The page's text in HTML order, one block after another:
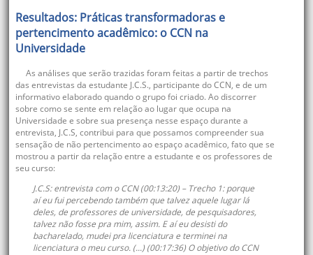
Resultados: Práticas transformadoras e
pertencimento acadêmico: o CCN na
Universidade
As análises que serão trazidas foram feitas a partir de trechos
das entrevistas da estudante J.C.S., participante do CCN, e de um
informativo elaborado quando o grupo foi criado. Ao discorrer
sobre como se sente em relação ao lugar que ocupa na
Universidade e sobre sua presença nesse espaço durante a
entrevista, J.C.S, contribui para que possamos compreender sua
sensação de não pertencimento ao espaço acadêmico, fato que se
mostrou a partir da relação entre a estudante e os professores de
seu curso:
J.C.S: entrevista com o CCN (00:13:20) – Trecho 1: porque
aí eu fui percebendo também que talvezaquele lugar lá
deles, de professores de universidade, de pesquisadores,
talvez não fosse pra mim, assim. E aí eu desisti do
bacharelado, mudei pra licenciatura e terminei na
licenciatura o meu curso. (...) (00:17:36) O objetivo do CCN